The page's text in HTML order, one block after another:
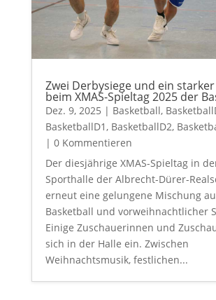
Zwei Derbysiege und ein
beim XMAS-Spieltag 2025 der
Dez. 9, 2025 | Basketball,
BasketballD1, BasketballD2,
| 0 Kommentieren
Der diesjährige XMAS-Spieltag in
Sporthalle der Albrecht-Dürer-
erneut eine gelungene Mischung
Basketball und vorweihnachtlicher
Einige Zuschauerinnen und
sich in der Halle ein. Zwischen
Weihnachtsmusik, festlichen...